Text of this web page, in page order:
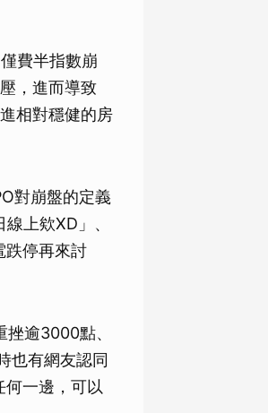
費半指數崩
，進而導致
相對穩健的房
對崩盤的定義
上欸XD」、
跌停再來討
逾3000點、
也有網友認同
一邊，可以